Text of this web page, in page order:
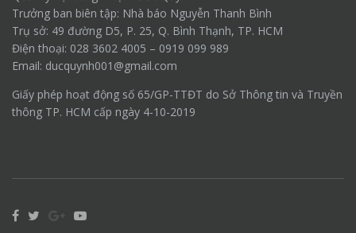
Trưởng ban biên tập: Nhà báo Nguyễn Thanh Bình
Trụ sở: 49 đường D5, P. 25, Q. Bình Thạnh, TP. HCM
Điện thoại: 028 3602 4005 – 0919 099 989
Email: ducquynh001@gmail.com
Giấy phép hoạt động số 65/GP-TTĐT do Sở Thông tin và Truyền
thông TP. HCM cấp ngày 4-10-2019